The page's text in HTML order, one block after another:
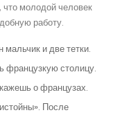
что молодой человек
работу.
и две тетки.
французкую столицу.
о французах.
После